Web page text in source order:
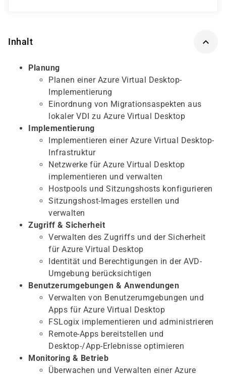
Inhalt
Planung
Planen einer Azure Virtual Desktop-
Implementierung
Einordnung von Migrationsaspekten aus
lokaler VDI zu Azure Virtual Desktop
Implementierung
Implementieren einer Azure Virtual Desktop-
Infrastruktur
Netzwerke für Azure Virtual Desktop
implementieren und verwalten
Hostpools und Sitzungshosts konfigurieren
Sitzungshost-Images erstellen und
verwalten
Zugriff & Sicherheit
Verwalten des Zugriffs und der Sicherheit
für Azure Virtual Desktop
Identität und Berechtigungen in der AVD-
Umgebung berücksichtigen
Benutzerumgebungen & Anwendungen
Verwalten von Benutzerumgebungen und
Apps für Azure Virtual Desktop
FSLogix implementieren und administrieren
Remote-Apps bereitstellen und
Desktop-/App-Erlebnisse optimieren
Monitoring & Betrieb
Überwachen und Verwalten einer Azure